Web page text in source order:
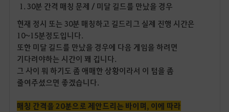
1. 30분 간격 매칭 문제 / 미달 길드를 만났을 경우
현재 정시 또는 30분 매칭하고 길드리그 실제 진행 시간은
10~15분정도입니다.
또한 미달 길드를 만났을 경우에 다음 게임을 하려면
기다려야하는 시간이 꽤 깁니다.
그 사이 뭐 하기도 좀 애매한 상황이라서 이 텀을 좀
줄여주셨으면 좋겠습니다.
매칭 간격을 20분으로 제안드리는 바이며, 이에 따라